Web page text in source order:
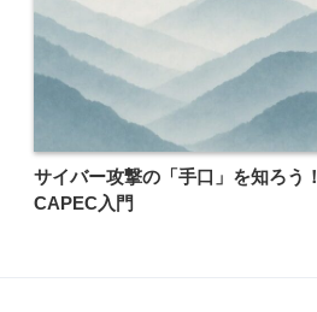
サイバー攻撃の「手口」を知ろう！
CAPEC入門